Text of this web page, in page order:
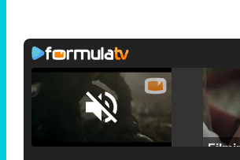
Unmute /